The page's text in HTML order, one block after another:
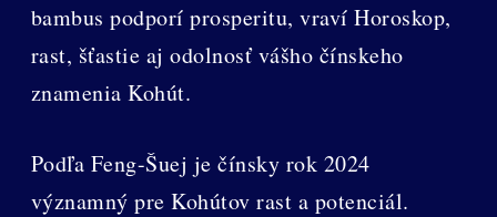
bambus podporí prosperitu, vraví Horoskop,
rast, šťastie aj odolnosť vášho čínskeho
znamenia Kohút.
Podľa Feng-Šuej je čínsky rok 2024
významný pre Kohútov rast a potenciál.